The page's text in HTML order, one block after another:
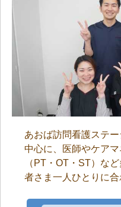
あおば訪問看護ステ
中心に、医師やケア
（PT・OT・ST）な
者さま一人ひとりに合